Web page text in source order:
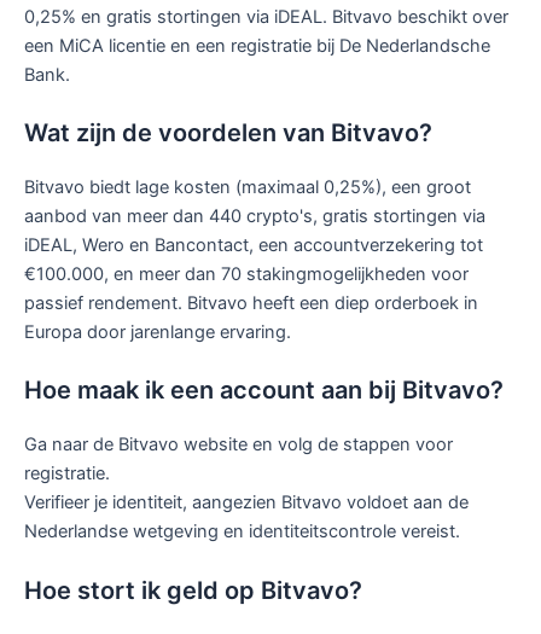
0,25% en gratis stortingen via iDEAL. Bitvavo beschikt over
een MiCA licentie en een registratie bij De Nederlandsche
Bank.
Wat zijn de voordelen van Bitvavo?
Bitvavo biedt lage kosten (maximaal 0,25%), een groot
aanbod van meer dan 440 crypto's, gratis stortingen via
iDEAL, Wero en Bancontact, een accountverzekering tot
€100.000, en meer dan 70 stakingmogelijkheden voor
passief rendement. Bitvavo heeft een diep orderboek in
Europa door jarenlange ervaring.
Hoe maak ik een account aan bij Bitvavo?
Ga naar de Bitvavo website en volg de stappen voor
registratie.
Verifieer je identiteit, aangezien Bitvavo voldoet aan de
Nederlandse wetgeving en identiteitscontrole vereist.
Hoe stort ik geld op Bitvavo?